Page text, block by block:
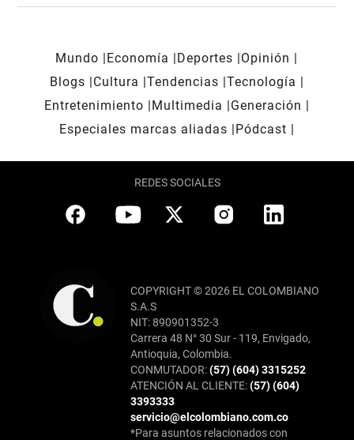
Mundo Economía Deportes
Opinión
Blogs
Cultura Tendencias Tecnología
Entretenimiento
Multimedia
Generación
Especiales marcas aliadas
Pódcast
REDES SOCIALES
COPYRIGHT © 2026 EL COLOMBIANO
S.A.S
NIT: 890901352-3
Carrera 48 N° 30 Sur - 119, Envigado,
Antioquia, Colombia.
CONMUTADOR:(57) (604) 3315252
ATENCIÓN AL CLIENTE:(57) (604)
3393333
servicio@elcolombiano.com.co
*Para asuntos relacionados con